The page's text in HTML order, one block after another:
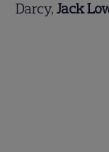
Darcy,Jack